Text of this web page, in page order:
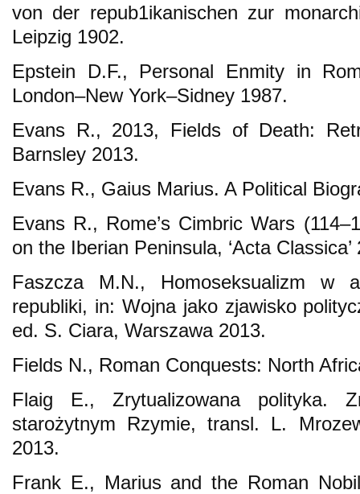
von der repub1ikanischen zur
Leipzig 1902.
Epstein D.F., Personal Enmity in
London–New York–Sidney 1987.
Evans R., 2013, Fields of Death:
Barnsley 2013.
Evans R., Gaius Marius. A Political
Evans R., Rome’s Cimbric Wars
on the Iberian Peninsula, ‘Acta Classica’
Faszcza M.N., Homoseksualizm w
republiki, in: Wojna jako zjawisko
ed. S. Ciara, Warszawa 2013.
Fields N., Roman Conquests: North
Flaig E., Zrytualizowana polityka.
starożytnym Rzymie, transl. L.
2013.
Frank E., Marius and the Roman